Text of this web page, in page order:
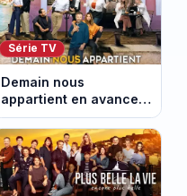
Série TV
Demain nous
appartient en avance :
ce qui vous attend la
semaine du 10 au 14
août 2026 (spoiler)